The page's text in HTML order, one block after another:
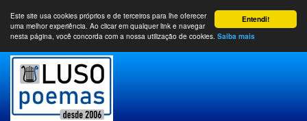
Entendi!
Este site usa cookies próprios e de terceiros para lhe oferecer
uma melhor experiência. Ao clicar em qualquer link e navegar
nesta página, você concorda com a nossa utilização de cookies. Saiba mais